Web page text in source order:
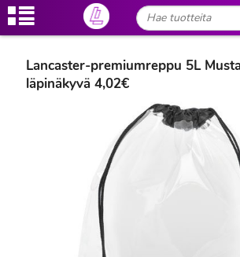
Lancaster-premiumreppu 5L
läpinäkyvä 4,02€